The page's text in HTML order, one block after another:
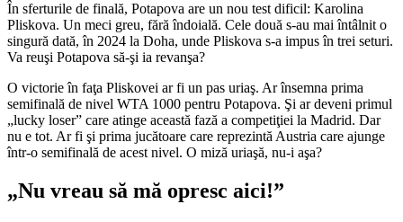
În sferturile de finală, Potapova are un nou test dificil: Karolina
Pliskova. Un meci greu, fără îndoială. Cele două s-au mai întâlnit o
singură dată, în 2024 la Doha, unde Pliskova s-a impus în trei seturi.
Va reuşi Potapova să-şi ia revanşa?
O victorie în faţa Pliskovei ar fi un pas uriaş. Ar însemna prima
semifinală de nivel WTA 1000 pentru Potapova. Şi ar deveni primul
„lucky loser” care atinge această fază a competiţiei la Madrid. Dar
nu e tot. Ar fi şi prima jucătoare care reprezintă Austria care ajunge
într-o semifinală de acest nivel. O miză uriaşă, nu-i aşa?
„Nu vreau să mă opresc aici!”